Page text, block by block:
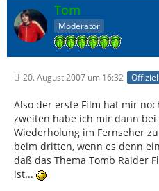
Tom
Moderator
20. August 2007 um 16:32
Also der erste Film hat mir
zweiten habe ich mir dann
Wiederholung im Fernseher
beim dritten, wenn es denn
daß das Thema Tomb Raider
ist...